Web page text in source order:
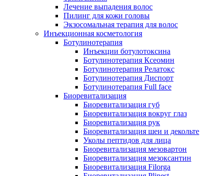
Лечение выпадения волос
Пилинг для кожи головы
Экзосомальная терапия для волос
Инъекционная косметология
Ботулинотерапия
Инъекции ботулотоксина
Ботулинотерапия Ксеомин
Ботулинотерапия Релатокс
Ботулинотерапия Диспорт
Ботулинотерапия Full face
Биоревитализация
Биоревитализация губ
Биоревитализация вокруг глаз
Биоревитализация рук
Биоревитализация шеи и декольте
Уколы пептидов для лица
Биоревитализация мезовартон
Биоревитализация мезоксантин
Биоревитализация Filorga